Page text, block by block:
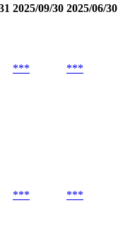
2025/09/30 2025/06/30
*** ***
*** ***